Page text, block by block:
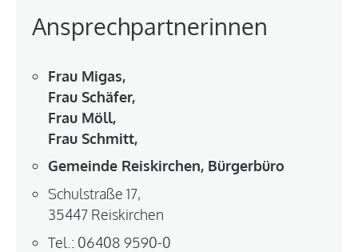
Ansprechpartnerinnen
Frau Migas,
Frau Schäfer,
Frau Möll,
Frau Schmitt,
Gemeinde Reiskirchen, Bürgerbüro
Schulstraße 17,
35447 Reiskirchen
Tel.: 06408 9590-0